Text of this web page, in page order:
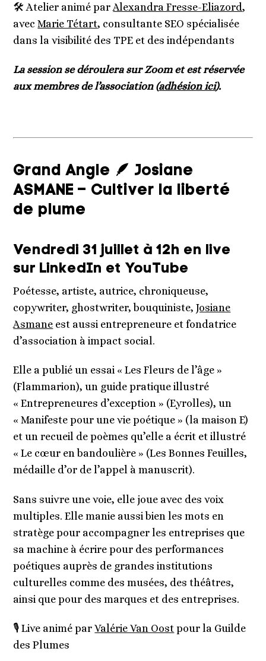
🛠️ Atelier animé parAlexandra Fresse-Eliazord,
avecMarie Tétart, consultante SEO spécialisée
dans la visibilité des TPE et des indépendants
La session se déroulera sur Zoom et est réservée
aux membres de l’association (adhésion ici).
Grand Angle 🪶 Josiane
ASMANE – Cultiver la liberté
de plume
Vendredi 31 juillet à 12h en live
sur LinkedIn et YouTube
Poétesse, artiste, autrice, chroniqueuse,
copywriter, ghostwriter, bouquiniste,Josiane
Asmane est aussi entrepreneure et fondatrice
d’association à impact social.
Elle a publié un essai « Les Fleurs de l’âge »
(Flammarion), un guide pratique illustré
« Entrepreneures d’exception » (Eyrolles), un
« Manifeste pour une vie poétique » (la maison E)
et un recueil de poèmes qu’elle a écrit et illustré
« Le cœur en bandoulière » (Les Bonnes Feuilles,
médaille d’or de l’appel à manuscrit).
Sans suivre une voie, elle joue avec des voix
multiples. Elle manie aussi bien les mots en
stratège pour accompagner les entreprises que
sa machine à écrire pour des performances
poétiques auprès de grandes institutions
culturelles comme des musées, des théâtres,
ainsi que pour des marques et des entreprises.
🎙️ Live animé parValérie Van Oost pour la Guilde
des Plumes